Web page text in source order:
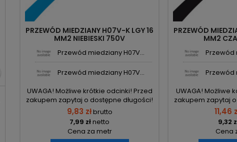
PRZEWÓD MIEDZIANY H07V-K LGY 16
MM2 NIEBIESKI 750V
Przewód miedziany H07V...
Przewód miedziany H07V...
UWAGA! Możliwe krótkie odcinki! Przed
zakupem zapytaj o dostępne długości!
9,83 złbrutto
7,99 złnetto
Cena za metr
PRZEWÓD
MM2
Przewód
Przewód
UWAGA! Możliwe
zakupem zapytaj
11,46
9,32
Cena